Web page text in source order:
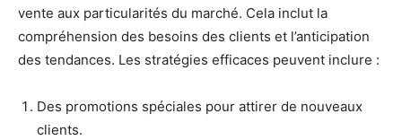
vente aux particularités du marché. Cela inclut la
compréhension des besoins des clients et l’anticipation
des tendances. Les stratégies efficaces peuvent inclure :
Des promotions spéciales pour attirer de nouveaux
clients.